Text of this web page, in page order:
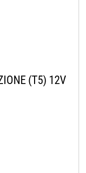
(T5) 12V